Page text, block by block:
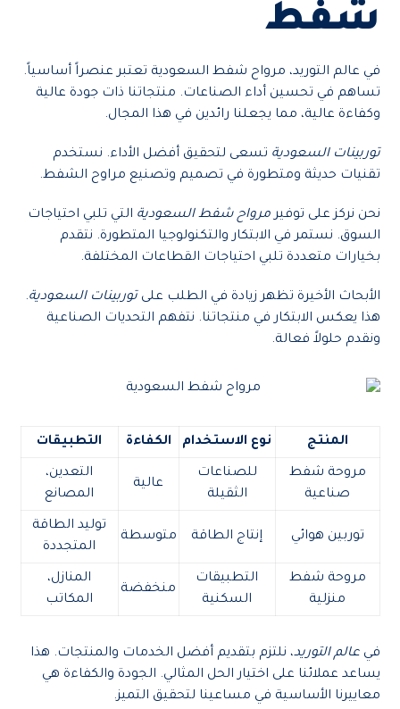
شفط
في عالم التوريد، مرواح شفط السعودية تعتبر عنصراً أساسياً.
تساهم في تحسين أداء الصناعات. منتجاتنا ذات جودة عالية
وكفاءة عالية، مما يجعلنا رائدين في هذا المجال.
توربينات السعودية تسعى لتحقيق أفضل الأداء. نستخدم
تقنيات حديثة ومتطورة في تصميم وتصنيع مراوح الشفط.
نحن نركز على توفيرمرواح شفط السعودية التي تلبي احتياجات
السوق. نستمر في الابتكار والتكنولوجيا المتطورة. نتقدم
بخيارات متعددة تلبي احتياجات القطاعات المختلفة.
الأبحاث الأخيرة تظهر زيادة في الطلب علىتوربينات السعودية.
هذا يعكس الابتكار في منتجاتنا. نتفهم التحديات الصناعية
ونقدم حلولاً فعالة.
المنتج نوع الاستخدام الكفاءة التطبيقات
مروحة شفط
صناعية
للصناعات
الثقيلة
عالية
التعدين،
المصانع
توربين هوائي إنتاج الطاقة متوسطة
توليد الطاقة
المتجددة
مروحة شفط
منزلية
التطبيقات
السكنية
منخفضة
المنازل،
المكاتب
فيعالم التوريد، نلتزم بتقديم أفضل الخدمات والمنتجات. هذا
يساعد عملائنا على اختيار الحل المثالي. الجودة والكفاءة هي
معاييرنا الأساسية في مساعينا لتحقيق التميز.